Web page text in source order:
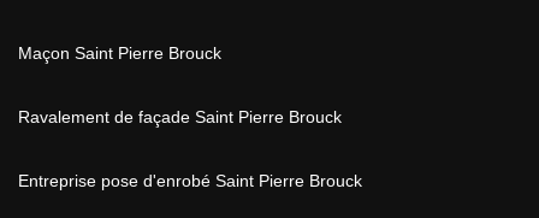
Maçon Saint Pierre Brouck
Ravalement de façade Saint Pierre Brouck
Entreprise pose d'enrobé Saint Pierre Brouck